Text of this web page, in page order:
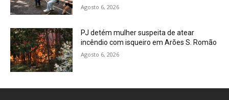
Agosto 6, 2026
PJ detém mulher suspeita de atear
incêndio com isqueiro em Arões S. Romão
Agosto 6, 2026